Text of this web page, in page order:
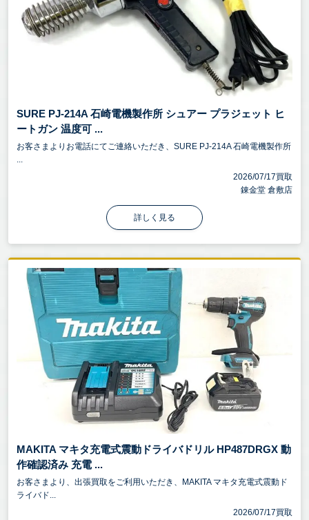
SURE PJ-214A 石崎電機製作所 シュアー プラジェット ヒ
ートガン 温度可 ...
お客さまよりお電話にてご連絡いただき、SURE PJ-214A 石崎電機製作所
2026/07/17買取
錬金堂 倉敷店
詳しく見る
MAKITA マキタ充電式震動ドライバドリル HP487DRGX 動
作確認済み 充電 ...
お客さまより、出張買取をご利用いただき、MAKITA マキタ充電式震動ド
ライバド...
2026/07/17買取